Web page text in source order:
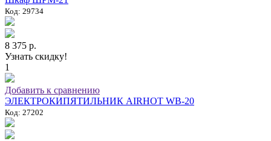
Код: 29734
8 375 р.
Узнать скидку!
1
Добавить к сравнению
ЭЛЕКТРОКИПЯТИЛЬНИК AIRHOT WB-20
Код: 27202